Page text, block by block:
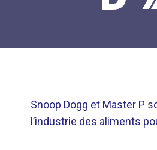
Snoop Dogg et Master P
l’industrie des aliments